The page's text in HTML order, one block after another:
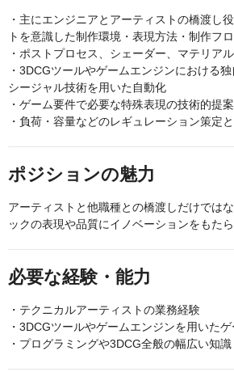
・主にエンジニアとアーティストの橋渡し
トを意識した制作環境・表現方法・制作フ
・ポストプロセス、シェーダー、マテリア
・3DCGツールやゲームエンジンにおける
シージャル技術を用いた自動化
・ゲーム要件で必要な特殊表現の技術的提
・負荷・容量などのレギュレーション策定
ポジションの魅力
アーティストと他職種との橋渡しだけでは
ックの表現や品質にイノベーションをもた
必要な経験・能力
・テクニカルアーティストの業務経験
・3DCGツールやゲームエンジンを用いた
・プログラミングや3DCG全般の幅広い知識